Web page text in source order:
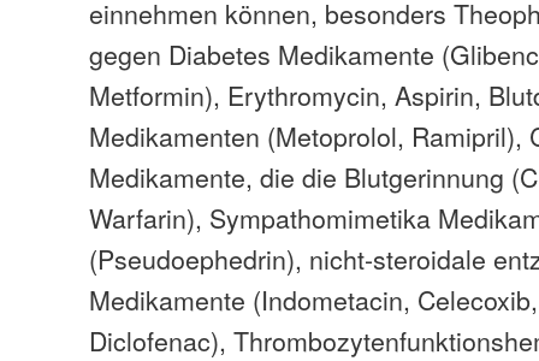
einnehmen können, besonders
gegen Diabetes Medikamente
Metformin), Erythromycin, Aspirin,
Medikamenten (Metoprolol, Ramipril),
Medikamente, die die Blutgerinnung
Warfarin), Sympathomimetika
(Pseudoephedrin), nicht-steroidale
Medikamente (Indometacin,
Diclofenac),